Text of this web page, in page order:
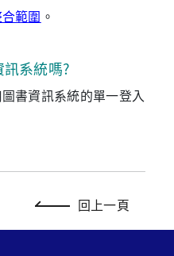
範圍 。
系統嗎?
書資訊系統的單一登入
回上一頁